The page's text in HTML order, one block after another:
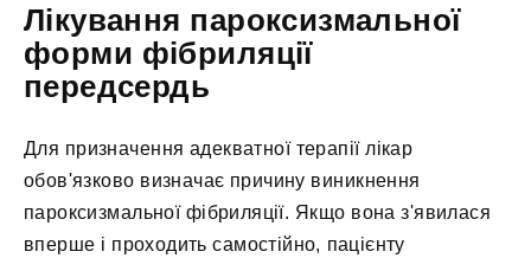
Лікування пароксизмальної
форми фібриляції
передсердь
Для призначення адекватної терапії лікар
обов'язково визначає причину виникнення
пароксизмальної фібриляції. Якщо вона з'явилася
вперше і проходить самостійно, пацієнту